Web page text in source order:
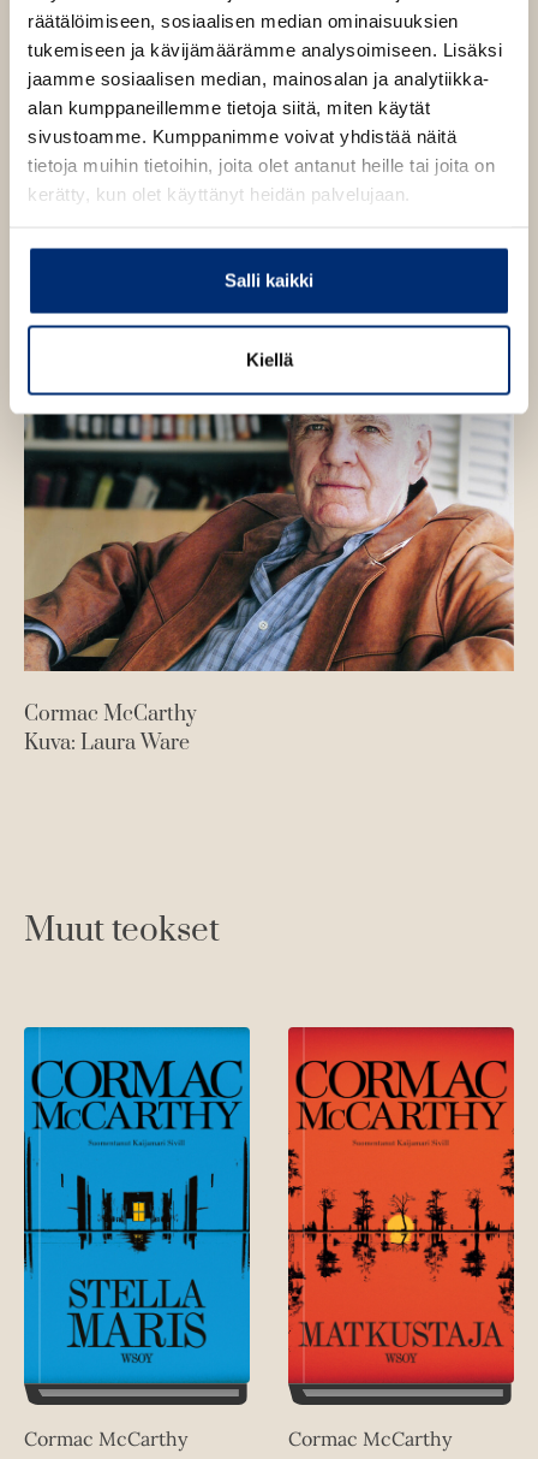
räätälöimiseen, sosiaalisen median ominaisuuksien
tukemiseen ja kävijämäärämme analysoimiseen. Lisäksi
jaamme sosiaalisen median, mainosalan ja analytiikka-
alan kumppaneillemme tietoja siitä, miten käytät
sivustoamme. Kumppanimme voivat yhdistää näitä
tietoja muihin tietoihin, joita olet antanut heille tai joita on
kerätty, kun olet käyttänyt heidän palvelujaan.
Salli kaikki
Kiellä
l
i
l
e
h
t
e
Tie, Veren ääriinsekäRajatrilogia: Kaikki kauniit
hevoset, Matka toiseen maailmaanjaTasangon
kaupungit.
Lue lisää tekijästä
C
o
r
c
C
h
y
Cormac McCarthy
Kuva: Laura Ware
Muut teokset
Cormac McCarthy Cormac McCarthy